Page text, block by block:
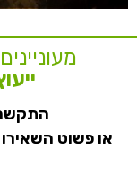
או פשוט